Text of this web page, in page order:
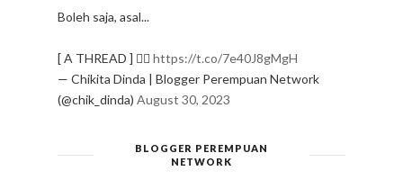
Boleh saja, asal...
[ A THREAD ] ✍🏻 https://t.co/7e40J8gMgH
— Chikita Dinda | Blogger Perempuan Network
(@chik_dinda) August 30, 2023
BLOGGER PEREMPUAN
NETWORK